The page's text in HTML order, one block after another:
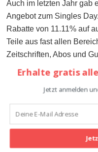
Auch im letzten Jahr gab
Angebot zum Singles
Rabatte von 11.11% auf
Teile aus fast allen
Zeitschriften, Abos und
waren.
Frank
Erhalte gratis
Jetzt anmelden